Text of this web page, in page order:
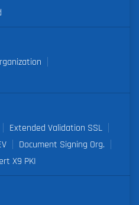
Extended Validation SSL
Document Signing Org.
X9 PKI